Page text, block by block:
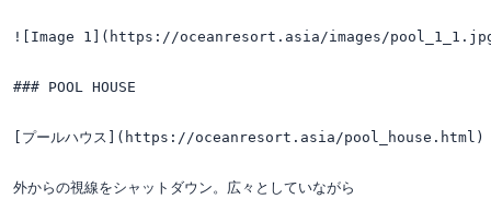
![Image 1](https://oceanresort.asia/images/
### POOL HOUSE
[プールハウス](https://oceanresort.asia/pool_house.html)
外からの視線をシャットダウン。広々としていながら